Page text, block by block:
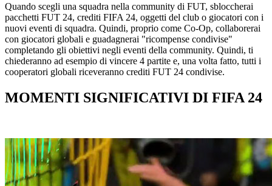
Quando scegli una squadra nella community di FUT, sbloccherai
pacchetti FUT 24, crediti FIFA 24, oggetti del club o giocatori con i
nuovi eventi di squadra. Quindi, proprio come Co-Op, collaborerai
con giocatori globali e guadagnerai "ricompense condivise"
completando gli obiettivi negli eventi della community. Quindi, ti
chiederanno ad esempio di vincere 4 partite e, una volta fatto, tutti i
cooperatori globali riceveranno crediti FUT 24 condivise.
MOMENTI SIGNIFICATIVI DI FIFA 24